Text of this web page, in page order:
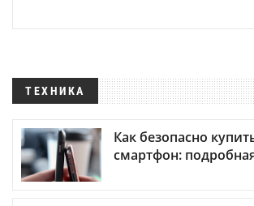
ТЕХНИКА
Как безопасно
смартфон: